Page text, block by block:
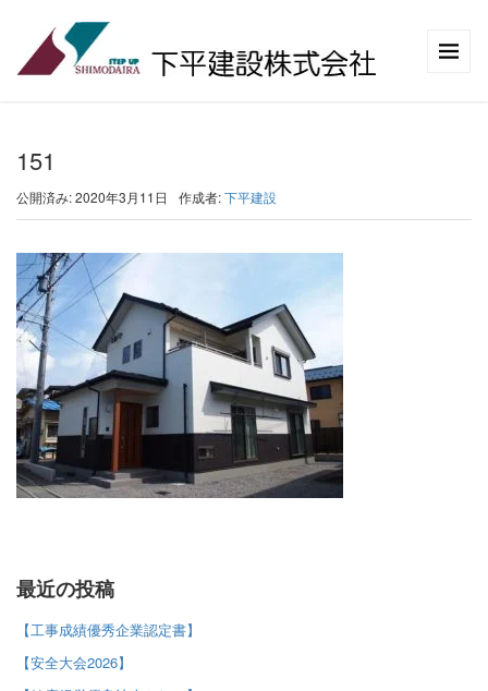
151
公開済み: 2020年3月11日 作成者:下平建設
最近の投稿
【工事成績優秀企業認定書】
【安全大会2026】